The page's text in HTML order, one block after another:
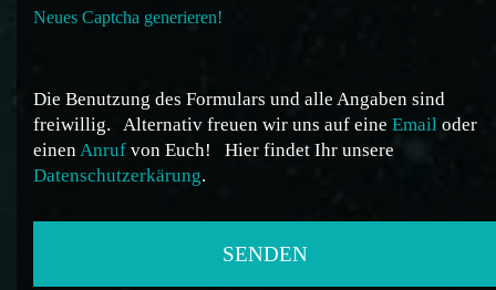
Neues Captcha generieren!
Die Benutzung des Formulars und alle Angaben sind
freiwillig.
Alternativ freuen wir uns auf eine Email oder
einenAnruf von Euch!
Hier findet Ihr unsere
Datenschutzerkärung.